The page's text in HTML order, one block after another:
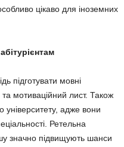
цікаво для іноземних
підготувати мовні
мотиваційний лист. Також
університету, адже вони
Ретельна
значно підвищують шанси